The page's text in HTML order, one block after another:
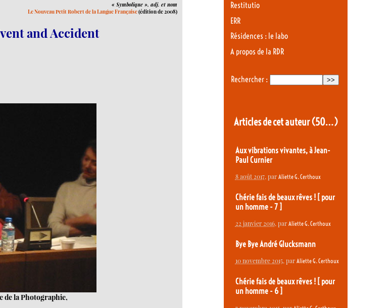
« Symbolique », adj. et nom
Le Nouveau Petit Robert de la Langue Française(édition de 2008)
and Accident
de la Photographie,
Restitutio
ERR
Résidences : le labo
A propos de la RDR
Rechercher :
Articles de cet auteur(50…)
Aux vibrations vivantes, à Jean-
Paul Curnier
8 août 2017, par Aliette G. Certhoux
Chérie fais de beaux rêves ! [ pour
un homme - 7 ]
22 janvier 2016, par Aliette G. Certhoux
Bye Bye André Glucksmann
10 novembre 2015, par Aliette G. Certhoux
Chérie fais de beaux rêves ! [ pour
un homme - 6 ]